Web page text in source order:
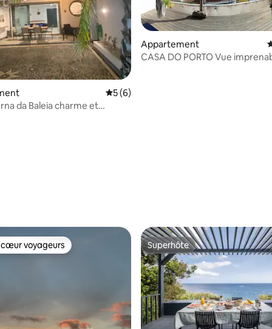
base de 112 commentaires : 4,97 sur 5Évaluation moyenne sur la base de 6
5 (6)
da Baleia charme et
Appartement
CASA DO PORTO Vue
cœur voyageurs
voyageurs Superhôte
Superhôte